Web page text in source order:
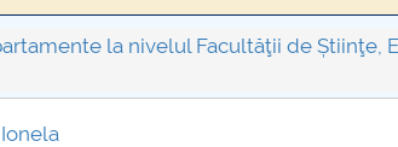
la nivelul Facultăţii de Știinţe,